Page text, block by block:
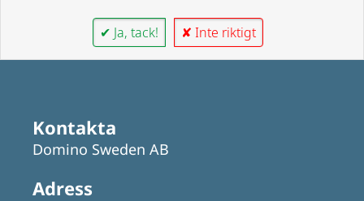
✔ Ja, tack! ✘ Inte riktigt
Kontakta
Domino Sweden AB
Adress